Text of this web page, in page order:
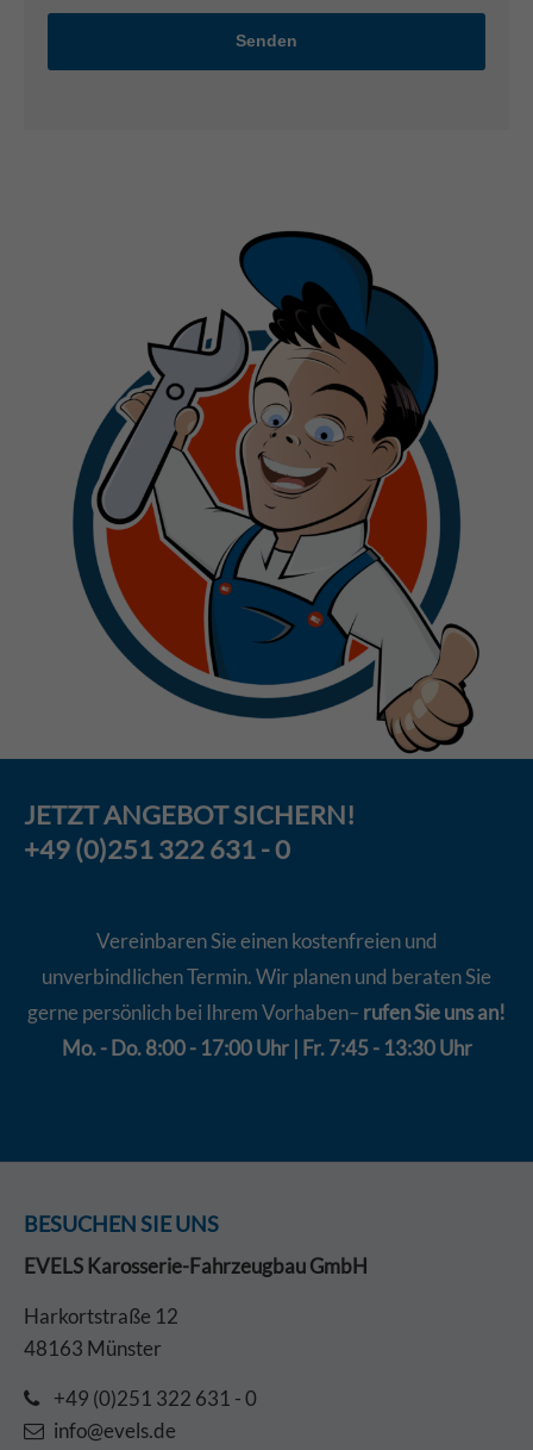
Senden
JETZTANGEBOTSICHERN!
+49 (0)251 322 631 - 0
Vereinbaren Sie einen kostenfreien und
unverbindlichen Termin. Wir planen und beraten Sie
gerne persönlich bei Ihrem Vorhaben– rufen Sie uns an!
Mo. - Do. 8:00 - 17:00 Uhr | Fr. 7:45 - 13:30 Uhr
BESUCHEN SIE UNS
EVELS Karosserie-Fahrzeugbau GmbH
Harkortstraße 12
48163 Münster
+49 (0)251 322 631 - 0
info@evels.de